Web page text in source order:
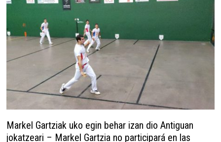
Markel Gartziak uko egin behar izan dio Antiguan
jokatzeari – Markel Gartzia no participará en las